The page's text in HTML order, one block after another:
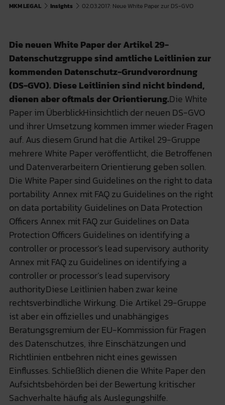
MKM LEGAL Insights 02.03.2017: Neue White Paper zur DS-GVO
Die neuen White Paper der Artikel 29-
Datenschutzgruppe sind amtliche Leitlinien zur
kommenden Datenschutz-Grundverordnung
(DS-GVO). Diese Leitlinien sind nicht bindend,
dienen aber oftmals der Orientierung.Die White
Paper im ÜberblickHinsichtlich der neuen DS-GVO
und ihrer Umsetzung kommen immer wieder Fragen
auf. Aus diesem Grund hat die Artikel 29-Gruppe
mehrere White Paper veröffentlicht, die Betroffenen
und Datenverarbeitern Orientierung geben sollen.
Die White Paper sind Guidelines on the right to data
portability Annex mit FAQ zu Guidelines on the right
on data portability Guidelines on Data Protection
Officers Annex mit FAQ zur Guidelines on Data
Protection Officers Guidelines on identifying a
controller or processor’s lead supervisory authority
Annex mit FAQ zu Guidelines on identifying a
controller or processor’s lead supervisory
authorityDiese Leitlinien haben zwar keine
rechtsverbindliche Wirkung. Die Artikel 29-Gruppe
ist aber ein offizielles und unabhängiges
Beratungsgremium der EU-Kommission für Fragen
des Datenschutzes, ihre Einschätzungen und
Richtlinien entbehren nicht eines gewissen
Einflusses. Schließlich dienen die White Paper den
Aufsichtsbehörden bei der Bewertung kritischer
Sachverhalte häufig als Auslegungshilfe.